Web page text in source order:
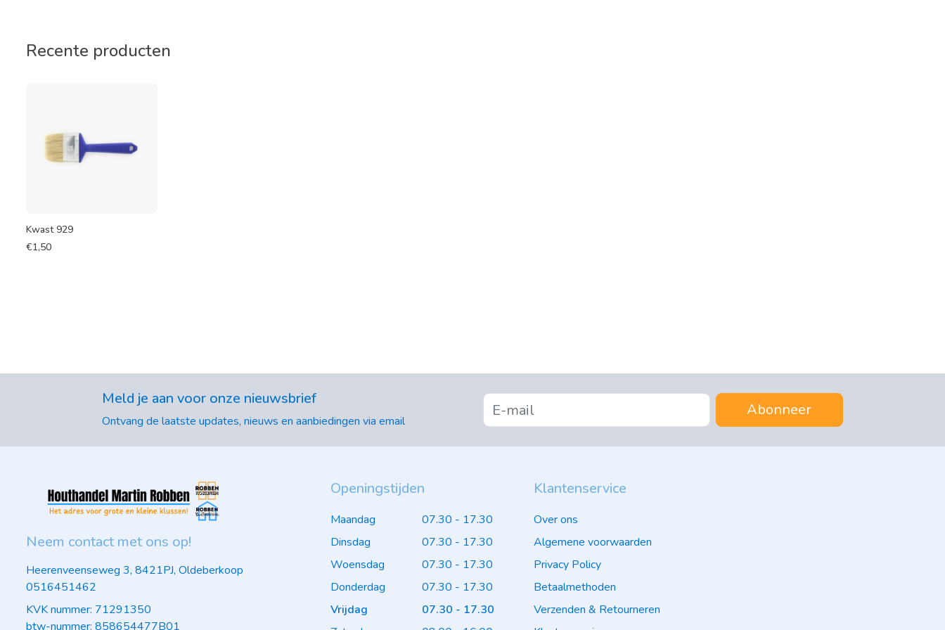
Recente producten
Kwast 929
€1,50
Meld je aan voor onze nieuwsbrief
Ontvang de laatste updates, nieuws en aanbiedingen via email
Abonneer
Neem contact met ons op!
Heerenveenseweg 3, 8421PJ, Oldeberkoop
0516451462
KVK nummer: 71291350
btw-nummer: 858654477B01
Openingstijden
Maandag
07.30 - 17.30
Dinsdag
07.30 - 17.30
Woensdag
07.30 - 17.30
Donderdag
07.30 - 17.30
Vrijdag
07.30 - 17.30
Klantenservice
Over ons
Algemene voorwaarden
Privacy Policy
Betaalmethoden
Verzenden & Retourneren